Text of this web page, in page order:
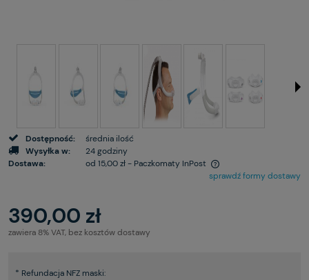
Dostępność:
średnia ilość
Wysyłka w:
24 godziny
Dostawa:
od 15,00 zł- Paczkomaty InPost
sprawdź formy dostawy
390,00 zł
zawiera 8% VAT, bez kosztów dostawy
* Refundacja NFZ maski: